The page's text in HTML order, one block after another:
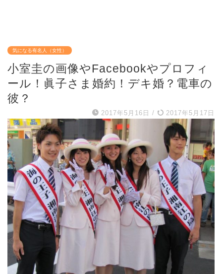
気になる有名人（女性）
小室圭の画像やFacebookやプロフィ
ール！眞子さま婚約！デキ婚？電車の
彼？
2017年5月16日 / 2017年5月17日